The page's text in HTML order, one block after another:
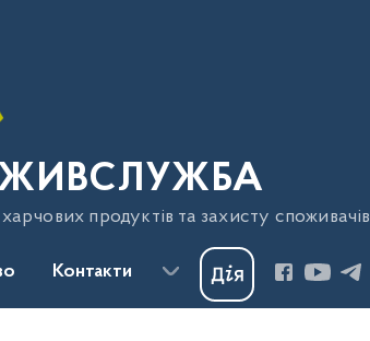
продуктів та захисту споживачів
Контакти